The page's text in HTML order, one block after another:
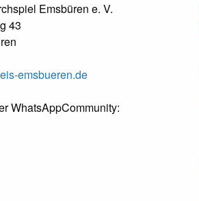
Emsbüren e. V.
43
emsbueren.de
WhatsAppCommunity: